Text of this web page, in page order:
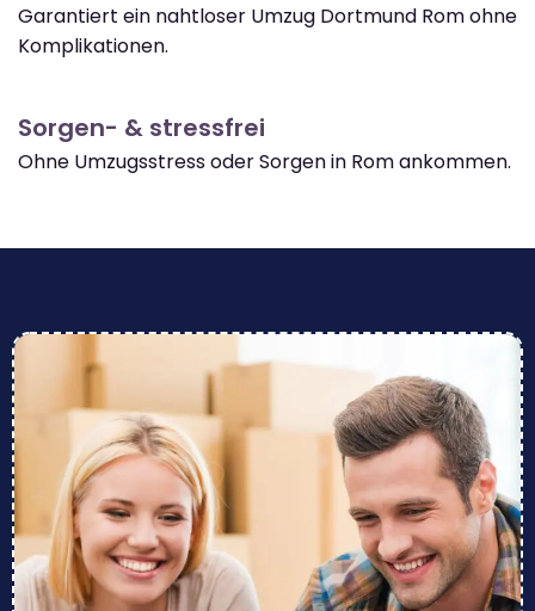
Garantiert ein nahtloser Umzug Dortmund Rom ohne
Komplikationen.
Sorgen- & stressfrei
Ohne Umzugsstress oder Sorgen in Rom ankommen.